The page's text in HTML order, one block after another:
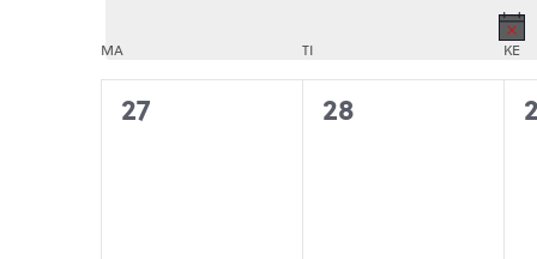
MA TI KE
0
27
0
28
0